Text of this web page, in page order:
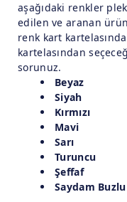
aşağıdaki renkler
edilen ve aranan
renk kart
kartelasından
sorunuz.
Beyaz
Siyah
Kırmızı
Mavi
Sarı
Turuncu
Şeffaf
Saydam Buzlu